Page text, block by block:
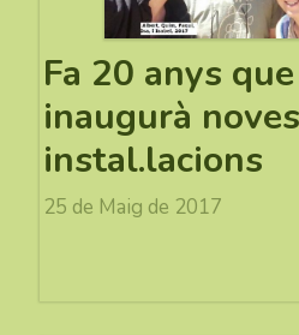
Fa 20 anys
inaugurà noves
instal.lacions
25 de Maig de 2017